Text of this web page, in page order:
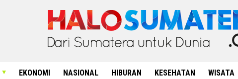
EKONOMI NASIONAL HIBURAN KESEHATAN WISATA